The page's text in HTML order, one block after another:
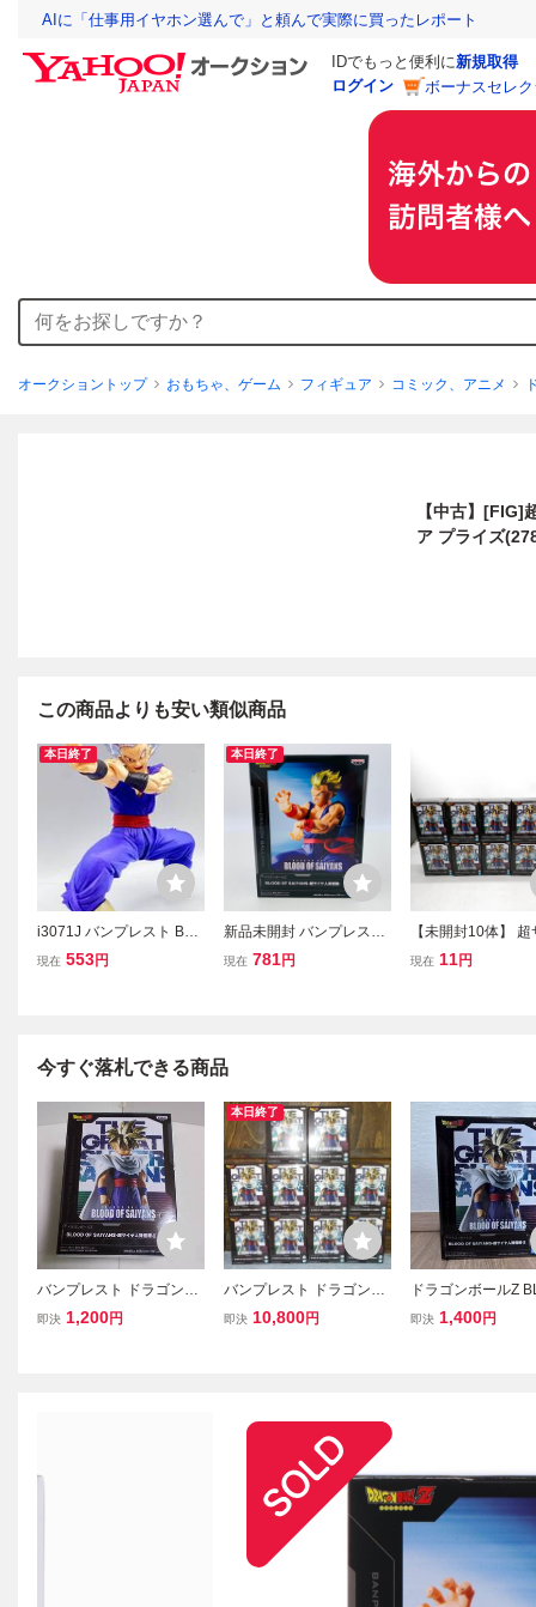
AIに「仕事用イヤホン選んで」と頼んで実際に買ったレポート
IDでもっと便利に新規取得
ログイン
ボーナスセレ
オークショントップ おもちゃ、ゲーム フィギュア コミック、アニメ
【中古】[FIG]
ア プライズ
この商品よりも安い類似商品
本日終了
i3071J バンプレスト BLO
OD OF SAIYANS SPECIA
現在 553円
本日終了
新品未開封 バンプレスト
BLOOD OF SAIYANS ド
現在 781円
【未開封10体】
人孫悟飯 フィギュ
現在 11円
今すぐ落札できる商品
バンプレスト ドラゴンボ
ールZ BLOOD OF SAIYA
即決 1,200円
本日終了
バンプレスト ドラゴンボ
ールZ BLOOD OF SAIYA
即決 10,800円
ドラゴンボールZ
OF SAIYANS 超サ
即決 1,400円